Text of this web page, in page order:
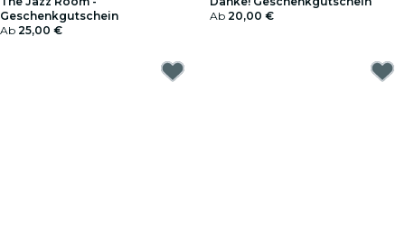
Geschenkgutschein
Ab 25,00 €
Ab 20,00 €